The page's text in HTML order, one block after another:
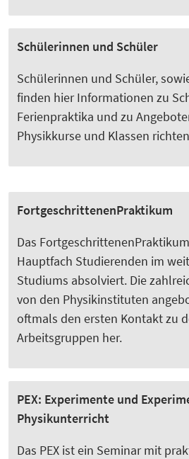
Schülerinnen und Schüler
Schülerinnen und Schüler,
finden hier Informationen zu
Ferienpraktika und zu
Physikkurse und Klassen
FortgeschrittenenPraktikum
Das
Hauptfach Studierenden im
Studiums absolviert. Die
von den Physikinstituten
oftmals den ersten Kontakt zu
Arbeitsgruppen her.
PEX: Experimente und
Physikunterricht
Das PEX ist ein Seminar mit